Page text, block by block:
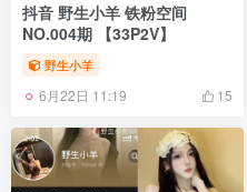
抖音 野生小羊 铁粉空间
NO.004期 【33P2V】
野生小羊
6月22日 11:19 15